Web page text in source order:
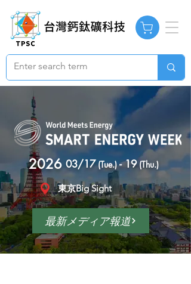
2026 03/17(Tue.)- 19(Thu.)
東京Big Sight
最新メディア報道